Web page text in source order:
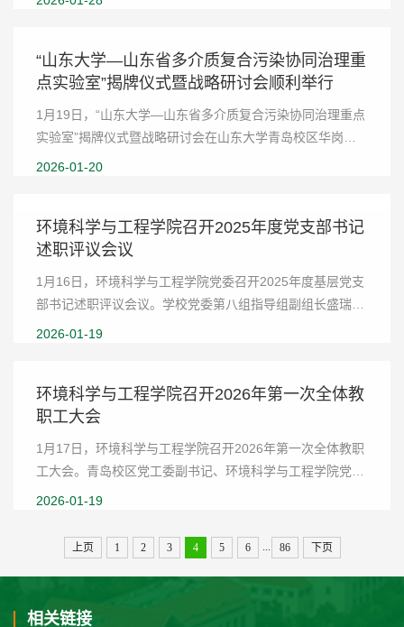
“山东大学—山东省多介质复合污染协同治理重
点实验室”揭牌仪式暨战略研讨会顺利举行
1月19日，“山东大学—山东省多介质复合污染协同治理重点
实验室”揭牌仪式暨战略研讨会在山东大学青岛校区华岗苑
北楼举行。中国工程院院士朱利中、俞汉青，中国科学院院
2026-01-20
环境科学与工程学院召开2025年度党支部书记
述职评议会议
1月16日，环境科学与工程学院党委召开2025年度基层党支
部书记述职评议会议。学校党委第八组指导组副组长盛瑞
金、组员王雪梅到会指导，学院党委委员、全体教职工党支
2026-01-19
环境科学与工程学院召开2026年第一次全体教
职工大会
1月17日，环境科学与工程学院召开2026年第一次全体教职
工大会。青岛校区党工委副书记、环境科学与工程学院党委
书记宋作标，院长杜林出席会议并讲话。生态损害鉴定研究
2026-01-19
上页 1 2 3 4 5 6 86 下页
相关链接